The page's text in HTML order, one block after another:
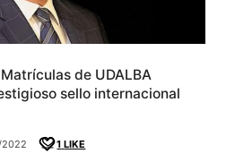
de UDALBA
sello internacional
1 LIKE